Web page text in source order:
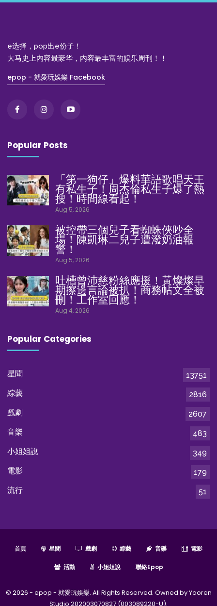
e选择，pop出e份子！
大马史上内容最豪华，内容最丰富的娱乐周刊！！
epop - 就愛玩娛樂 Facebook
Popular Posts
「第一狗仔」爆料華語歌唱天王
有私生子！周杰倫私生子爆了熱
搜！時間線看起！
Aug 5, 2026
被控帶三個兒子看蜘蛛俠吵全
場！陳凱琳二兒子遭潑奶油報
警！
Aug 5, 2026
吐槽曾沛慈粉絲應援！黃燦燦早
期擦邊言論被扒！商務帖文全被
刪！工作室回應！
Aug 4, 2026
Popular Categories
星聞
13751
綜藝
2816
戲劇
2607
音樂
483
小姐姐說
349
電影
179
流行
51
首頁 星聞 戲劇 綜藝 音樂 電影
活動 小姐姐說 聯絡epop
© 2026 - epop - 就愛玩娛樂. All Rights Reserved. Owned by Yooren
Studio 202003070827 (003089220-U).